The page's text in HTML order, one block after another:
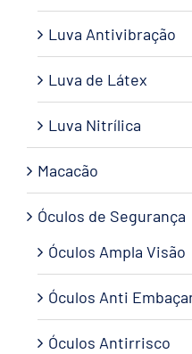
Luva Antivibração
Luva de Látex
Luva Nitrílica
Macacão
Óculos de Segurança
Óculos Ampla Visão
Óculos Anti
Óculos Antirrisco